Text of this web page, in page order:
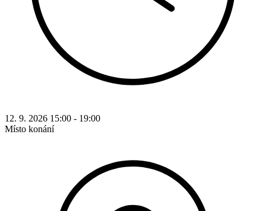
12. 9. 2026 15:00 - 19:00
Místo konání